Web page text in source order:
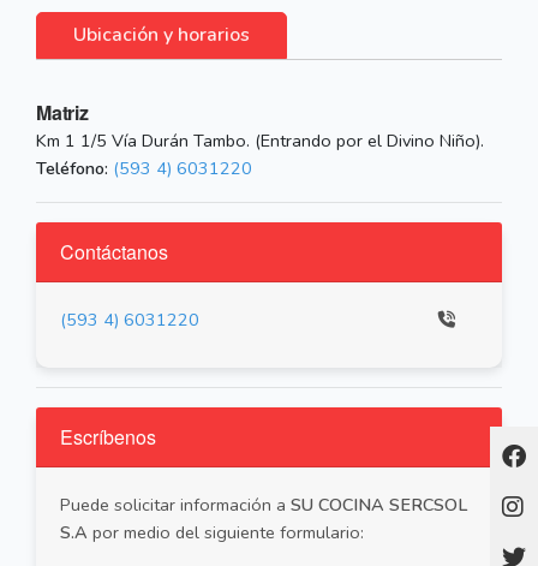
Ubicación y horarios
Matriz
Km 1 1/5 Vía Durán Tambo. (Entrando por el Divino Niño).
Teléfono: (593 4) 6031220
Contáctanos
(593 4) 6031220
Escríbenos
Puede solicitar información a SU COCINA SERCSOL
S.A por medio del siguiente formulario: